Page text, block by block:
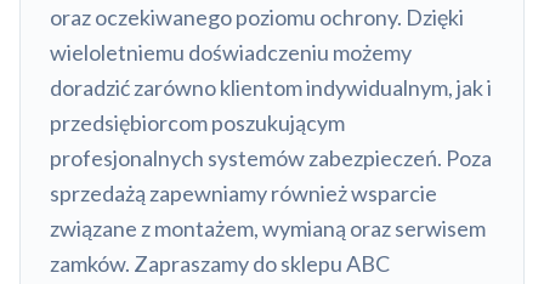
oraz oczekiwanego poziomu ochrony. Dzięki
wieloletniemu doświadczeniu możemy
doradzić zarówno klientom indywidualnym, jak i
przedsiębiorcom poszukującym
profesjonalnych systemów zabezpieczeń. Poza
sprzedażą zapewniamy również wsparcie
związane z montażem, wymianą oraz serwisem
zamków. Zapraszamy do sklepu ABC